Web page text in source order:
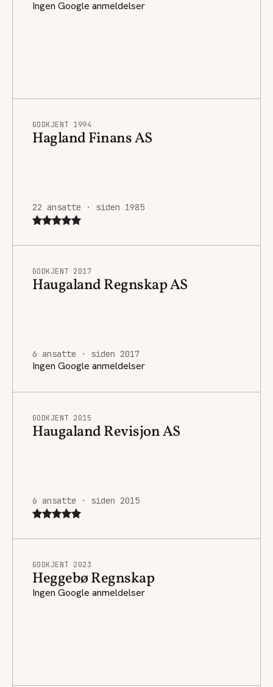
Ingen Google anmeldelser
GODKJENT 1994
Hagland Finans AS
22 ansatte · siden 1985
GODKJENT 2017
Haugaland Regnskap AS
6 ansatte · siden 2017
Ingen Google anmeldelser
GODKJENT 2015
Haugaland Revisjon AS
6 ansatte · siden 2015
GODKJENT 2023
Heggebø Regnskap
Ingen Google anmeldelser